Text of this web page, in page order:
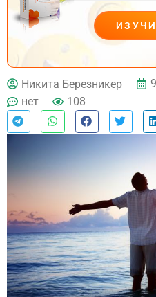
ДЕЙСТВУЙ
Никита Березникер
нет
108